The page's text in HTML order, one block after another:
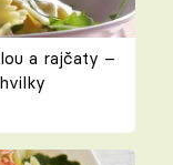
a rajčaty –